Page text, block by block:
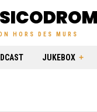
HORS DES MURS
JUKEBOX